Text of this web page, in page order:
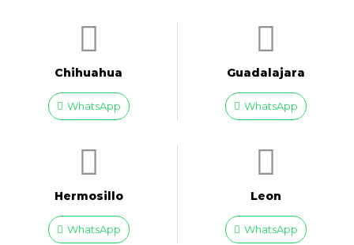
Chihuahua
WhatsApp
Guadalajara
WhatsApp
Hermosillo
WhatsApp
Leon
WhatsApp